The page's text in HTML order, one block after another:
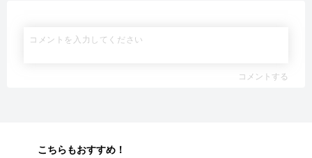
コメントする
こちらもおすすめ！